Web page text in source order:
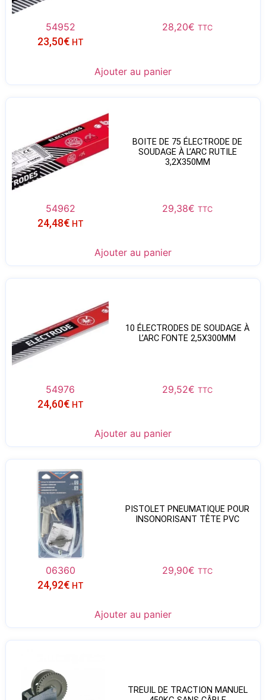
54952 28,20€ TTC
23,50€ HT
Ajouter au panier
BOITE DE 75 ÉLECTRODE DE
SOUDAGE À L’ARC RUTILE
3,2X350MM
54962 29,38€ TTC
24,48€ HT
Ajouter au panier
10 ÉLECTRODES DE SOUDAGE À
L’ARC FONTE 2,5X300MM
54976 29,52€ TTC
24,60€ HT
Ajouter au panier
PISTOLET PNEUMATIQUE POUR
INSONORISANT TÊTE PVC
06360 29,90€ TTC
24,92€ HT
Ajouter au panier
TREUIL DE TRACTION MANUEL